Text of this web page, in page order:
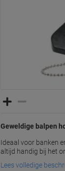
Geweldige balpen
Ideaal voor banken
altijd handig bij het
Lees volledige